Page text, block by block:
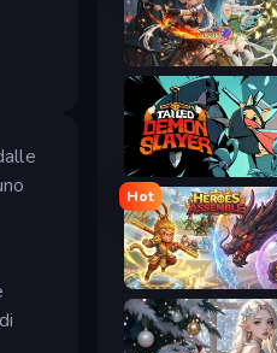
Crystal Saga: Nova
Tailed Demon Slayer
Hot
Heroes Assemble